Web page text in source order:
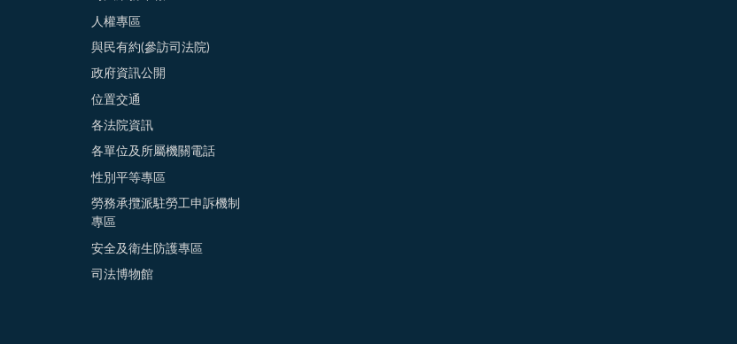
人權專區
與民有約(參訪司法院)
政府資訊公開
位置交通
各法院資訊
各單位及所屬機關電話
性別平等專區
勞務承攬派駐勞工申訴機制
專區
安全及衛生防護專區
司法博物館